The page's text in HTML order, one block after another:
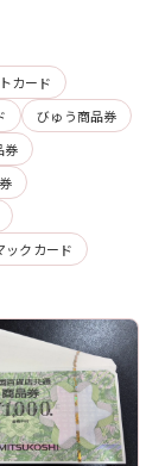
カード
びゅう商品券
券
ックカード